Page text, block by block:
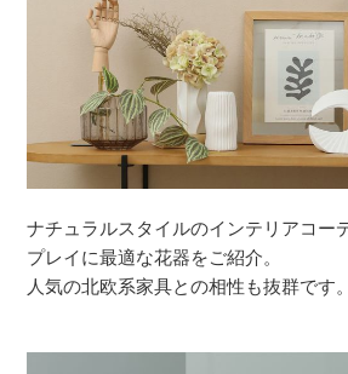
ナチュラルスタイルのインテリアコー
プレイに最適な花器をご紹介。
人気の北欧系家具との相性も抜群です。